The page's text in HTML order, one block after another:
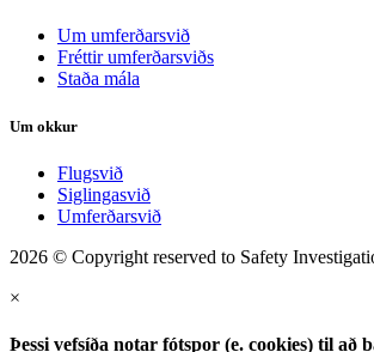
Um umferðarsvið
Fréttir umferðarsviðs
Staða mála
Um okkur
Flugsvið
Siglingasvið
Umferðarsvið
2026 © Copyright reserved to Safety
×
Þessi vefsíða notar fótspor (e. cookies) til